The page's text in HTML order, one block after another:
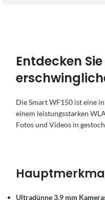
Entdecken
Die Smart WF150 ist eine
einem leistungsstarken
Fotos und Videos in
Ultradünne 3,9 mm